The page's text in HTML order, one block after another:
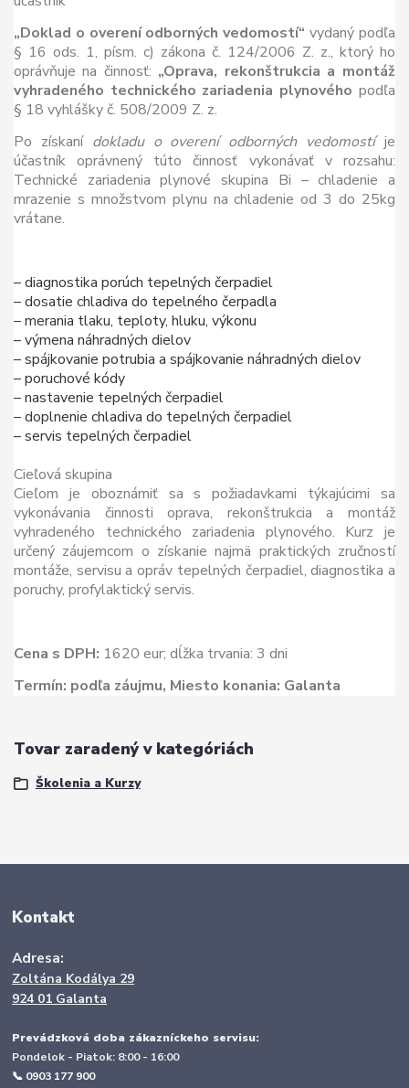
„Doklad o overení odborných vedomostí“ vydaný podľa
§ 16 ods. 1, písm. c) zákona č. 124/2006 Z. z., ktorý ho
oprávňuje na činnosť: „Oprava, rekonštrukcia a montáž
vyhradeného technického zariadenia plynového podľa
§ 18 vyhlášky č. 508/2009 Z. z.
Po získaní dokladu o overení odborných vedomostíje
účastník oprávnený túto činnosť vykonávať v rozsahu:
Technické zariadenia plynové skupina Bi – chladenie a
mrazenie s množstvom plynu na chladenie od 3 do 25kg
vrátane.
– diagnostika porúch tepelných čerpadiel
– dosatie chladiva do tepelného čerpadla
– merania tlaku, teploty, hluku, výkonu
– výmena náhradných dielov
– spájkovanie potrubia a spájkovanie náhradných dielov
– poruchové kódy
– nastavenie tepelných čerpadiel
– doplnenie chladiva do tepelných čerpadiel
– servis tepelných čerpadiel
Cieľová skupina
Cieľom je oboznámiť sa s požiadavkami týkajúcimi sa
vykonávania činnosti oprava, rekonštrukcia a montáž
vyhradeného technického zariadenia plynového. Kurz je
určený záujemcom o získanie najmä praktických zručností
montáže, servisu a opráv tepelných čerpadiel, diagnostika a
poruchy, profylaktický servis.
Cena s DPH: 1620 eur; dĺžka trvania: 3 dni
Termín: podľa záujmu, Miesto konania: Galanta
Tovar zaradený v kategóriách
Školenia a Kurzy
Kontakt
Adresa:
Zoltána Kodálya 29
924 01 Galanta
Prevádzková doba zákazníckeho servisu:
Pondelok - Piatok: 8:00 - 16:00
📞 0903 177 900